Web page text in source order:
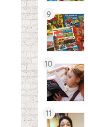
9
10
11